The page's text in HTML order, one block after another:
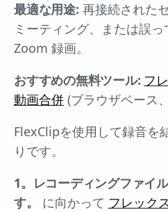
最適な用途: 再接続された
ミーティング、または誤
Zoom 録画。
おすすめの無料ツール: フ
動画合併 (ブラウザベース
FlexClipを使用して録音を
りです。
1。レコーディングファイ
す。
に向かって フレック